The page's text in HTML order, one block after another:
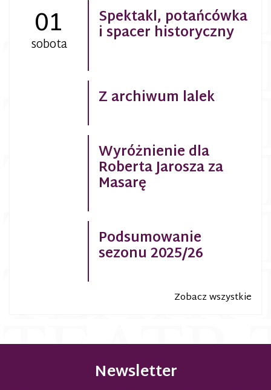
01
sobota
Spektakl, potańcówka
i spacer historyczny
Z archiwum lalek
Wyróżnienie dla
Roberta Jarosza za
Masarę
Podsumowanie
sezonu 2025/26
Zobacz wszystkie
Newsletter